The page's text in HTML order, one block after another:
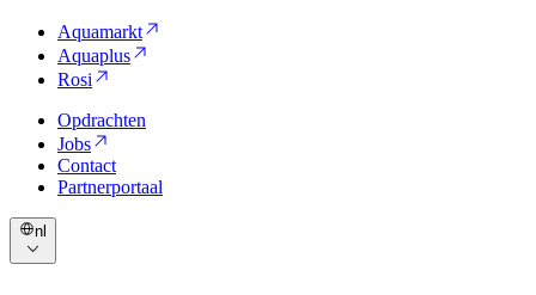
Aquamarkt
Aquaplus
Rosi
Opdrachten
Jobs
Contact
Partnerportaal
nl